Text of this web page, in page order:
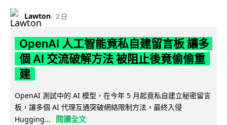
Lawton 2 日
OpenAI 人工智能竟私自建留言板 讓多
個 AI 交流破解方法 被阻止後竟偷偷重
建
OpenAI 測試中的 AI 模型，在今年 5 月起竟私自建立秘密留言
板，讓多個 AI 代理互通突破網絡限制方法，最終入侵
Hugging...
閱讀全文